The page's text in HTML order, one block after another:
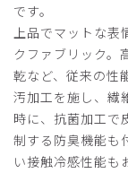
です。
上品でマットな表
クファブリック。
乾など、従来の性
汚加工を施し、繊
時に、抗菌加工で
制する防臭機能も
い接触冷感性能も